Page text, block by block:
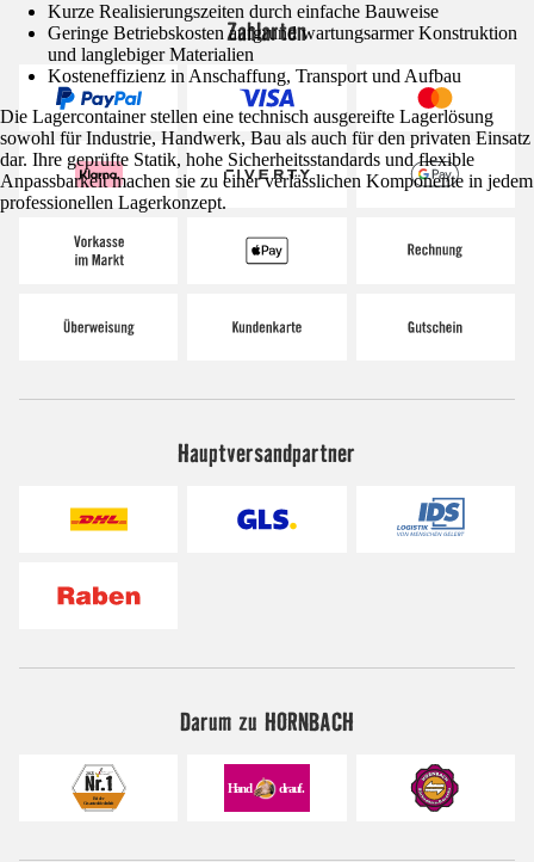
Kurze Realisierungszeiten durch einfache Bauweise
Geringe Betriebskosten aufgrund wartungsarmer Konstruktion
und langlebiger Materialien
Kosteneffizienz in Anschaffung, Transport und Aufbau
Die Lagercontainer stellen eine technisch ausgereifte Lagerlösung
sowohl für Industrie, Handwerk, Bau als auch für den privaten Einsatz
dar. Ihre geprüfte Statik, hohe Sicherheitsstandards und flexible
Anpassbarkeit machen sie zu einer verlässlichen Komponente in jedem
professionellen Lagerkonzept.
Zahlarten
Hauptversandpartner
Darum zu HORNBACH